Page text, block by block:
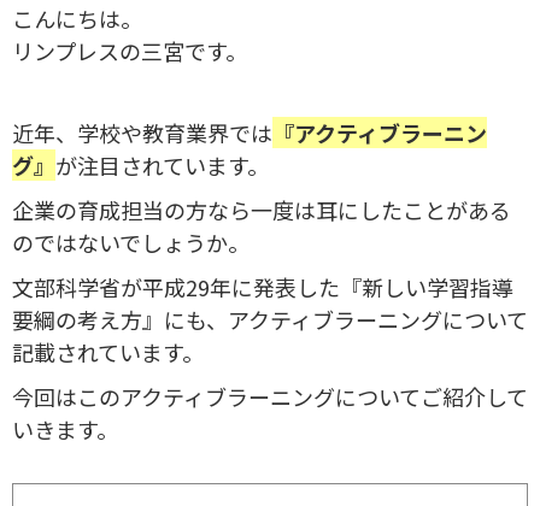
こんにちは。
リンプレスの三宮です。
近年、学校や教育業界では 『アクティブラーニン
グ』 が注目されています。
企業の育成担当の方なら一度は耳にしたことがある
のではないでしょうか。
文部科学省が平成29年に発表した『新しい学習指導
要綱の考え方』にも、アクティブラーニングについて
記載されています。
今回はこのアクティブラーニングについてご紹介して
いきます。